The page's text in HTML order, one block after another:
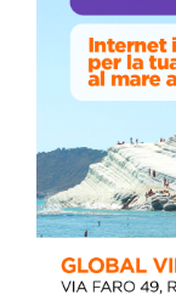
I
NOTIZIE